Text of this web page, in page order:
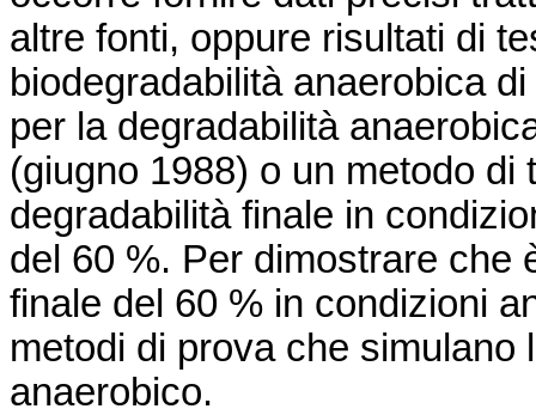
altre fonti, oppure risultati di
biodegradabilità anaerobica
per la degradabilità
(giugno 1988) o un metodo
degradabilità finale in
del 60 %. Per dimostrare che
finale del 60 % in condizioni
metodi di prova che
anaerobico.